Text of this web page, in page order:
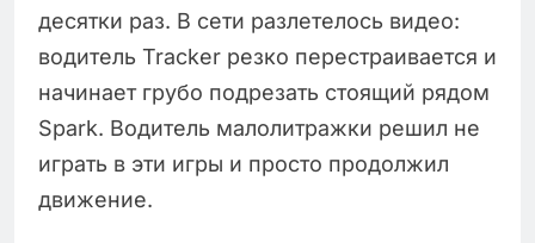
десятки раз. В сети разлетелось видео:
водитель Tracker резко перестраивается и
начинает грубо подрезать стоящий рядом
Spark. Водитель малолитражки решил не
играть в эти игры и просто продолжил
движение.